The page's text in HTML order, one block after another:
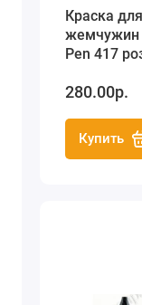
Краска
жемчужин
Pen 417
280.00р.
Купить